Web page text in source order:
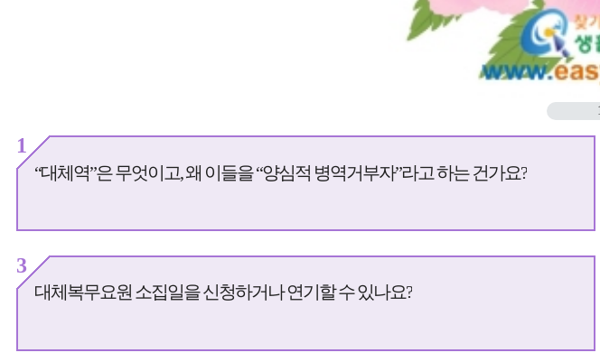
1
“대체역”은 무엇이고, 왜 이들을 “양심적 병역거부자”라고 하는 건가요?
3
대체복무요원 소집일을 신청하거나 연기할 수 있나요?